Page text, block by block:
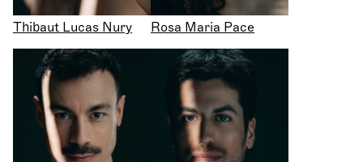
Thibaut Lucas Nury Rosa Maria Pace